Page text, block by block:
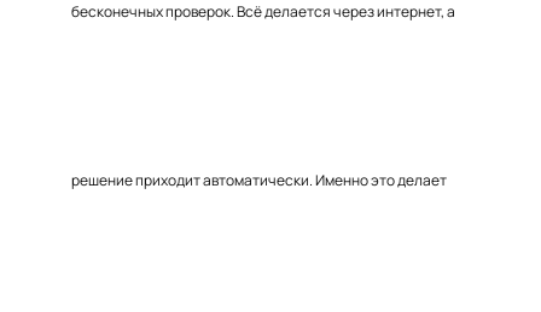
бесконечных проверок. Всё делается через интернет, а
решение приходит автоматически. Именно это делает